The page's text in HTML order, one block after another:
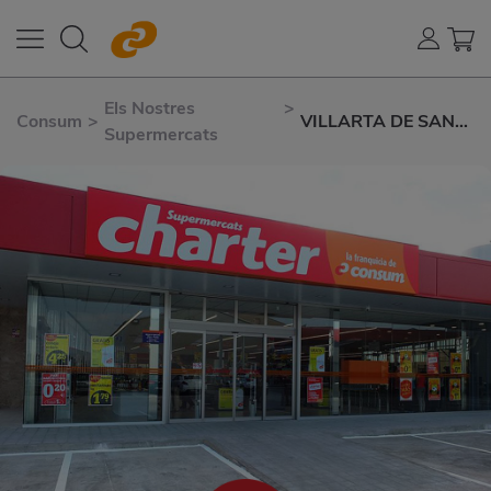
Consum >
Els Nostres
Supermercats
>
VILLARTA DE SAN